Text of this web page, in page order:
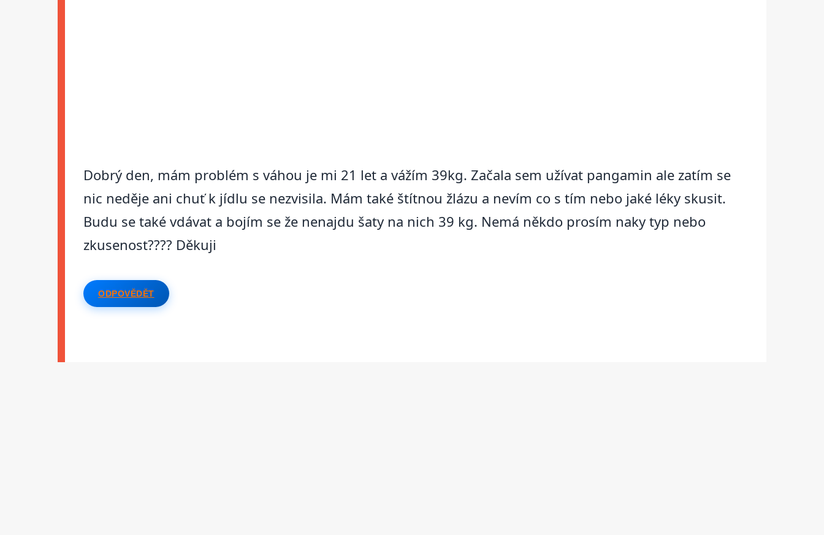
Dobrý den, mám problém s váhou je mi 21 let a vážím 39kg. Začala sem užívat pangamin ale zatím se
nic neděje ani chuť k jídlu se nezvisila. Mám také štítnou žlázu a nevím co s tím nebo jaké léky skusit.
Budu se také vdávat a bojím se že nenajdu šaty na nich 39 kg. Nemá někdo prosím naky typ nebo
zkusenost???? Děkuji
ODPOVĚDĚT